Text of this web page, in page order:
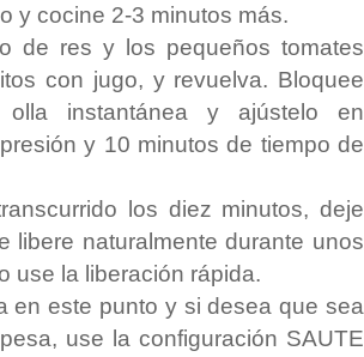
y cocine 2-3 minutos más.
de res y los pequeños tomates
con jugo, y revuelva. Bloquee
instantánea y ajústelo en
y 10 minutos de tiempo de
los diez minutos, deje
libere naturalmente durante unos
use la liberación rápida.
en este punto y si desea que sea
use la configuración SAUTE